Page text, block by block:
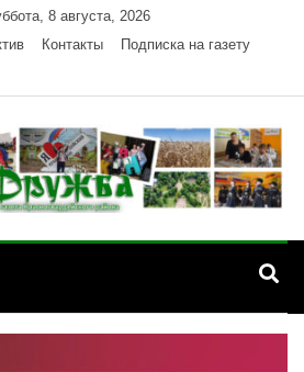
8 августа, 2026
Контакты Подписка на газету
— газета
РА
района Республики Адыгея